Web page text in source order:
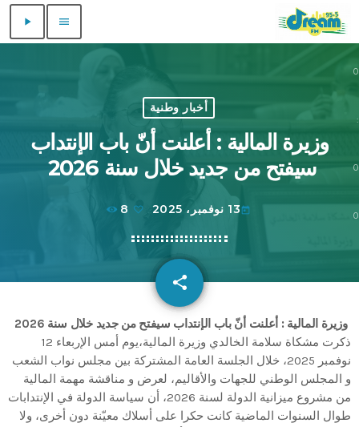
0
:
0
0
menu
play_arrow
أخبار وطنية
وزيرة المالية : أعلنت أنّ باب الإنتداب
سيفتح من جديد خلال سنة 2026
today13 نوفمبر، 2025 8
share
email
وزيرة المالية : أعلنت أنّ باب الإنتداب سيفتح من جديد خلال سنة 2026
ذكرت مشكاة سلامة الخالدي وزيرة المالية،يوم أمس الإربعاء 12
نوفمبر 2025، خلال الجلسة العامة المشتركة بين مجلس نواب الشعب
و المجلس الوطني للجهات والأقاليم، لعرض و مناقشة مهمة المالية
من مشروع ميزانية الدولة لسنة 2026، أن سياسة الدولة في الإنتدابات
طوال السنوات الماضية كانت حكرا على أسلاك معيّنة دون أخرى، ولا